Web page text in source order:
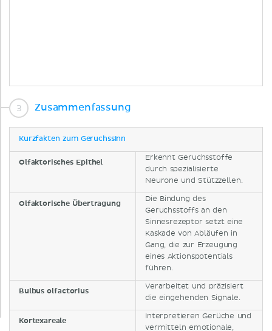
Zusammenfassung
Kurzfakten zum Geruchssinn
Olfaktorisches Epithel
Erkennt Geruchsstoffe
durch spezialisierte
Neurone und Stützzellen.
Olfaktorische Übertragung
Die Bindung des
Geruchsstoffs an den
Sinnesrezeptor setzt eine
Kaskade von Abläufen in
Gang, die zur Erzeugung
eines Aktionspotentials
führen.
Bulbus olfactorius
Verarbeitet und präzisiert
die eingehenden Signale.
Kortexareale
Interpretieren Gerüche und
vermitteln emotionale,